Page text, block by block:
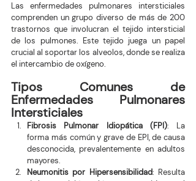
Las enfermedades pulmonares intersticiales
comprenden un grupo diverso de más de 200
trastornos que involucran el tejido intersticial
de los pulmones. Este tejido juega un papel
crucial al soportar los alveolos, donde se realiza
el intercambio de oxígeno.
Tipos Comunes de
Enfermedades Pulmonares
Intersticiales
Fibrosis Pulmonar Idiopática (FPI): La
forma más común y grave de EPI, de causa
desconocida, prevalentemente en adultos
mayores.
Neumonitis por Hipersensibilidad: Resulta